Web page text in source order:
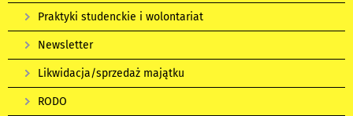
Praktyki studenckie i wolontariat
Newsletter
Likwidacja/sprzedaż majątku
RODO